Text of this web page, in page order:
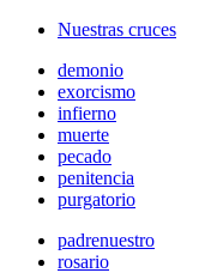
Nuestras cruces
demonio
exorcismo
infierno
muerte
pecado
penitencia
purgatorio
padrenuestro
rosario